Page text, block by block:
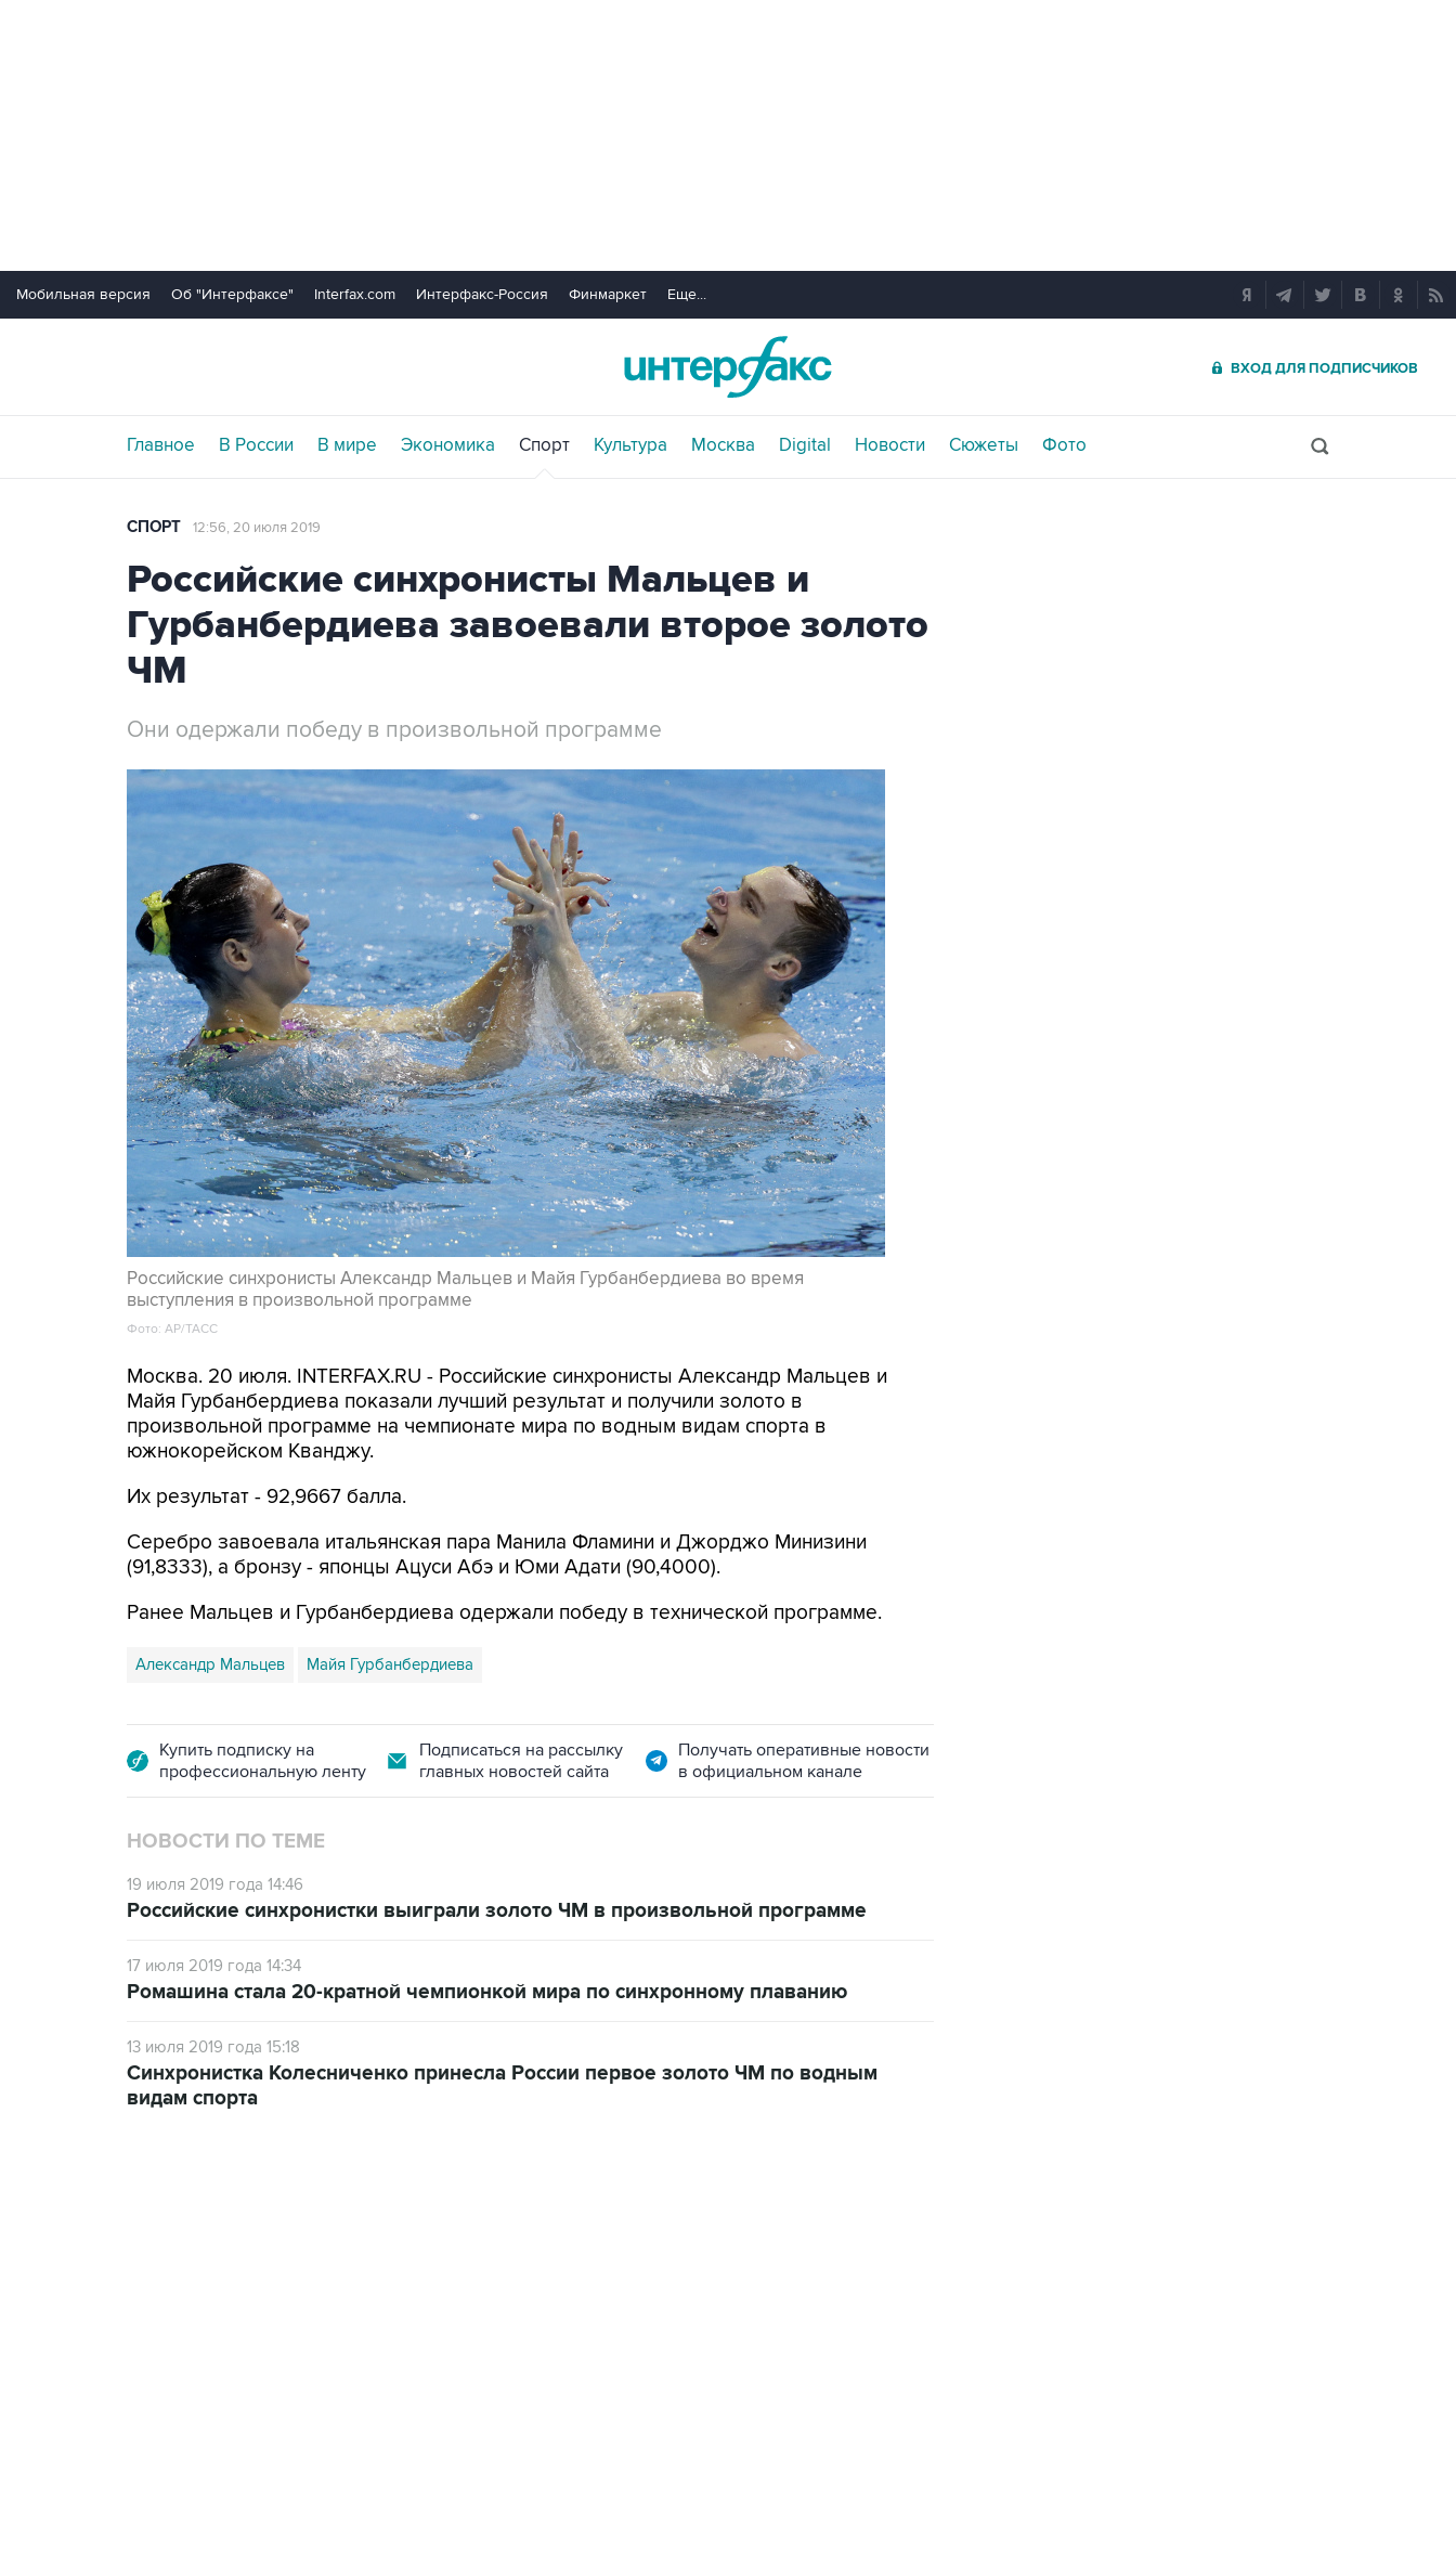
Мобильная версия Об "Интерфаксе" Interfax.com Интерфакс-Россия Финмаркет Еще...
ВХОД ДЛЯ ПОДПИСЧИКОВ
Главное В России В мире Экономика Спорт Культура Москва Digital Новости Сюжеты Фото
СПОРТ 12:56, 20 июля 2019
Российские синхронисты Мальцев и
Гурбанбердиева завоевали второе золото
ЧМ
Они одержали победу в произвольной программе
Российские синхронисты Александр Мальцев и Майя Гурбанбердиева во время
выступления в произвольной программе
Фото: AP/ТАСС
Москва. 20 июля. INTERFAX.RU - Российские синхронисты Александр Мальцев и
Майя Гурбанбердиева показали лучший результат и получили золото в
произвольной программе на чемпионате мира по водным видам спорта в
южнокорейском Кванджу.
Их результат - 92,9667 балла.
Серебро завоевала итальянская пара Манила Фламини и Джорджо Минизини
(91,8333), а бронзу - японцы Ацуси Абэ и Юми Адати (90,4000).
Ранее Мальцев и Гурбанбердиева одержали победу в технической программе.
Александр Мальцев Майя Гурбанбердиева
Купить подписку на
профессиональную ленту
Подписаться на рассылку
главных новостей сайта
Получать оперативные новости
в официальном канале
НОВОСТИ ПО ТЕМЕ
19 июля 2019 года 14:46
Российские синхронистки выиграли золото ЧМ в произвольной программе
17 июля 2019 года 14:34
Ромашина стала 20-кратной чемпионкой мира по синхронному плаванию
13 июля 2019 года 15:18
Синхронистка Колесниченко принесла России первое золото ЧМ по водным
видам спорта